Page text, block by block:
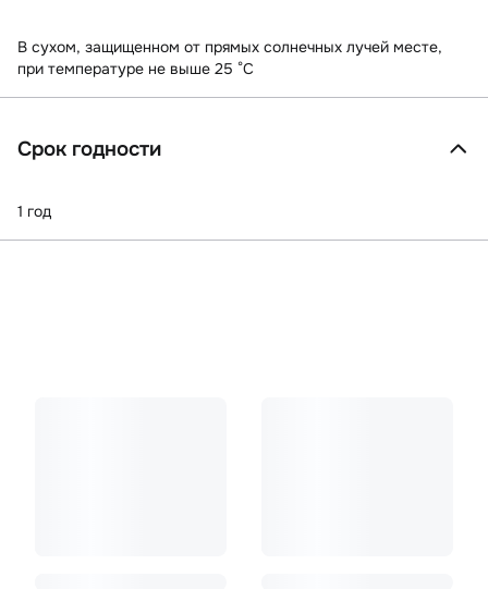
В сухом, защищенном от прямых солнечных лучей месте,
при температуре не выше 25 °C
Срок годности
1 год